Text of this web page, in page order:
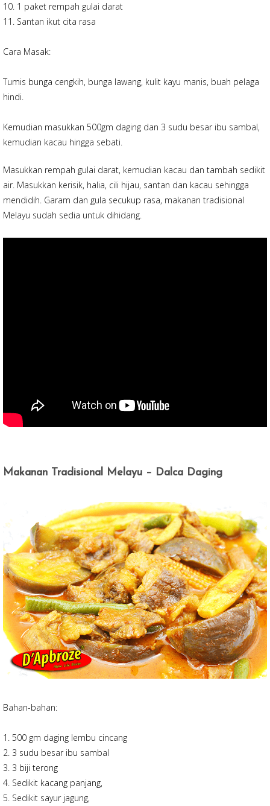
10. 1 paket rempah gulai darat
11. Santan ikut cita rasa
Cara Masak:
Tumis bunga cengkih, bunga lawang, kulit kayu manis, buah pelaga
hindi.
Kemudian masukkan 500gm daging dan 3 sudu besar ibu sambal,
kemudian kacau hingga sebati.
Masukkan rempah gulai darat, kemudian kacau dan tambah sedikit
air. Masukkan kerisik, halia, cili hijau, santan dan kacau sehingga
mendidih. Garam dan gula secukup rasa, makanan tradisional
Melayu sudah sedia untuk dihidang.
Makanan Tradisional Melayu – Dalca Daging
Bahan-bahan:
1. 500 gm daging lembu cincang
2. 3 sudu besar ibu sambal
3. 3 biji terong
4. Sedikit kacang panjang,
5. Sedikit sayur jagung,